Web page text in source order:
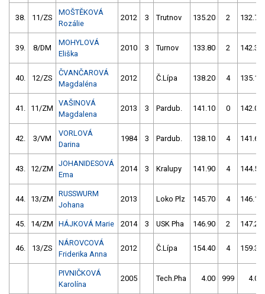
38. 11/ZS
MOŠTĚKOVÁ
Rozálie
2012 3 Trutnov 135.20 2 132.70
39. 8/DM
MOHYLOVÁ
Eliška
2010 3 Turnov 133.80 2 142.30
40. 12/ZS
ČVANČAROVÁ
Magdaléna
2012 Č.Lípa 138.20 4 135.10
41. 11/ZM
VAŠINOVÁ
Magdalena
2013 3 Pardub. 141.10 0 142.00
42. 3/VM
VORLOVÁ
Darina
1984 3 Pardub. 138.10 4 141.60
43. 12/ZM
JOHANIDESOVÁ
Ema
2014 3 Kralupy 141.90 4 144.50
44. 13/ZM
RUSSWURM
Johana
2013 Loko Plz 145.70 4 146.10
45. 14/ZM HÁJKOVÁ Marie 2014 3 USK Pha 146.90 2 147.20
46. 13/ZS
NÁROVCOVÁ
Friderika Anna
2012 Č.Lípa 154.40 4 159.30
PIVNIČKOVÁ
Karolína
2005 Tech.Pha 4.00 999 4.00